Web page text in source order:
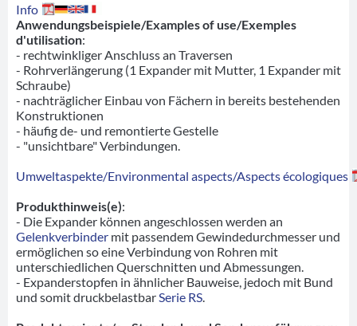
Info
Anwendungsbeispiele/Examples of use/Exemples
d'utilisation:
- rechtwinkliger Anschluss an Traversen
- Rohrverlängerung (1 Expander mit Mutter, 1 Expander mit
Schraube)
- nachträglicher Einbau von Fächern in bereits bestehenden
Konstruktionen
- häufig de- und remontierte Gestelle
- "unsichtbare" Verbindungen.
Umweltaspekte/Environmental aspects/Aspects écologiques
Produkthinweis(e):
- Die Expander können angeschlossen werden an
Gelenkverbinder mit passendem Gewindedurchmesser und
ermöglichen so eine Verbindung von Rohren mit
unterschiedlichen Querschnitten und Abmessungen.
- Expanderstopfen in ähnlicher Bauweise, jedoch mit Bund
und somit druckbelastbar Serie RS